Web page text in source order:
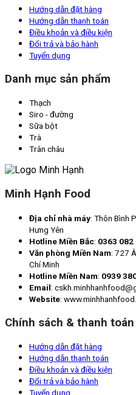
Hướng dẫn đặt hàng
Hướng dẫn thanh toán
Điều khoản và điều kiện
Đổi trả và bảo hành
Tuyển dụng
Danh mục sản phẩm
Thạch
Siro - đường
Sữa bột
Trà
Trân châu
Minh Hạnh Food
Địa chỉ nhà máy: Thôn Bình
Hưng Yên
Hotline Miền Bắc: 0363 082
Văn phòng Miền Nam: 727
Chí Minh
Hotline Miền Nam: 0939
Email:
Website:
Chính sách & thanh toán
Hướng dẫn đặt hàng
Hướng dẫn thanh toán
Điều khoản và điều kiện
Đổi trả và bảo hành
Tuyển dụng